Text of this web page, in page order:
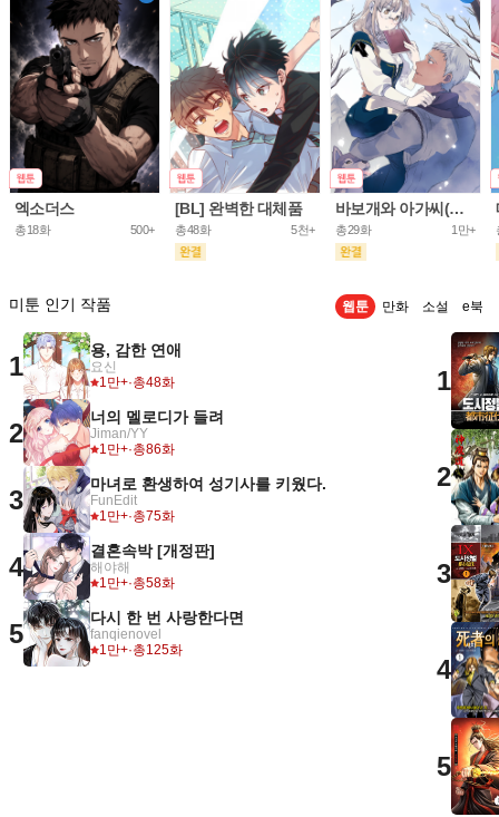
엑소더스
총18화 500+
[BL] 완벽한 대체품
총48화 5천+
바보개와 아가씨(개정판)
총29화 1만+
미툰 인기 작품 웹툰 만화 소설 e북
1
용, 감한 연애
요신
1만+·총48화
2
너의 멜로디가 들려
Jiman/YY
1만+·총86화
3
마녀로 환생하여 성기사를 키웠다.
FunEdit
1만+·총75화
4
결혼속박 [개정판]
해야해
1만+·총58화
5
다시 한 번 사랑한다면
fanqienovel
1만+·총125화
1
2
3
4
5